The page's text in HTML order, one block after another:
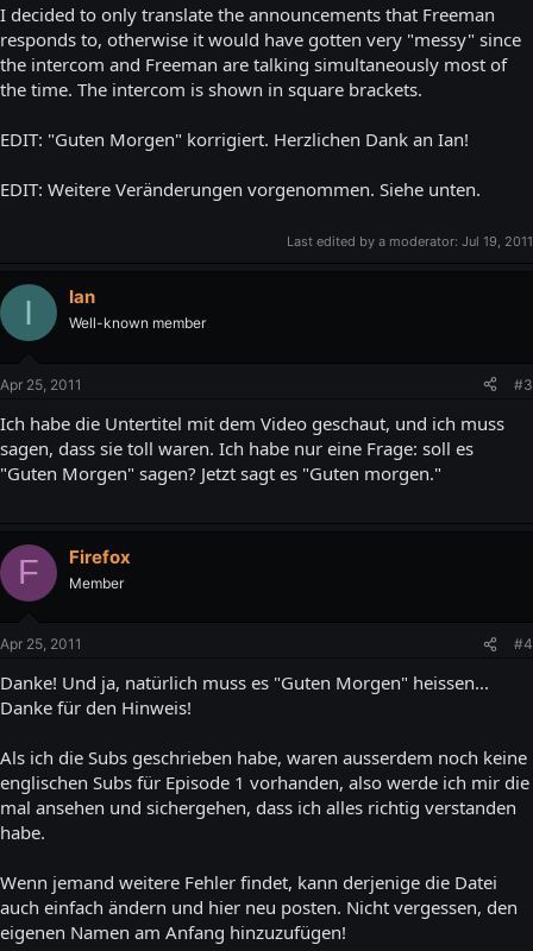
I decided to only translate the announcements that Freeman
responds to, otherwise it would have gotten very "messy" since
the intercom and Freeman are talking simultaneously most of
the time. The intercom is shown in square brackets.
EDIT: "Guten Morgen" korrigiert. Herzlichen Dank an Ian!
EDIT: Weitere Veränderungen vorgenommen. Siehe unten.
Last edited by a moderator: Jul 19, 2011
I Ian
Well-known member
Apr 25, 2011 #3
Ich habe die Untertitel mit dem Video geschaut, und ich muss
sagen, dass sie toll waren. Ich habe nur eine Frage: soll es
"Guten Morgen" sagen? Jetzt sagt es "Guten morgen."
F Firefox
Member
Apr 25, 2011 #4
Danke! Und ja, natürlich muss es "Guten Morgen" heissen...
Danke für den Hinweis!
Als ich die Subs geschrieben habe, waren ausserdem noch keine
englischen Subs für Episode 1 vorhanden, also werde ich mir die
mal ansehen und sichergehen, dass ich alles richtig verstanden
habe.
Wenn jemand weitere Fehler findet, kann derjenige die Datei
auch einfach ändern und hier neu posten. Nicht vergessen, den
eigenen Namen am Anfang hinzuzufügen!